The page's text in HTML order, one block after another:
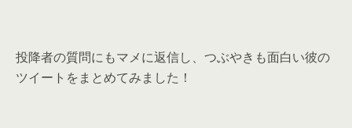
投降者の質問にもマメに返信し、つぶやきも面白い彼の
ツイートをまとめてみました！